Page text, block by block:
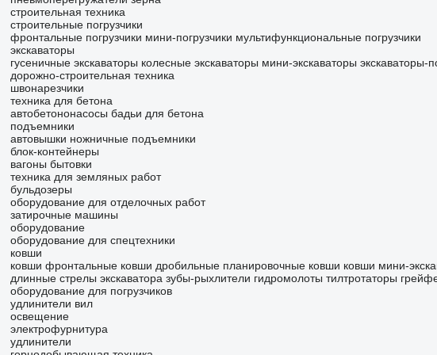
строительная техника
строительные погрузчики
фронтальные погрузчики мини-погрузчики мультифункциональные погрузчики
экскаваторы
гусеничные экскаваторы колесные экскаваторы мини-экскаваторы экскаваторы-
дорожно-строительная техника
швонарезчики
техника для бетона
автобетононасосы бадьи для бетона
подъемники
автовышки ножничные подъемники
блок-контейнеры
вагоны бытовки
техника для земляных работ
бульдозеры
оборудование для отделочных работ
затирочные машины
оборудование
оборудование для спецтехники
ковши
ковши фронтальные ковши дробильные планировочные ковши ковши мини-
длинные стрелы экскаватора зубы-рыхлители гидромолоты тилтротаторы
оборудование для погрузчиков
удлинители вил
освещение
электрофурнитура
удлинители